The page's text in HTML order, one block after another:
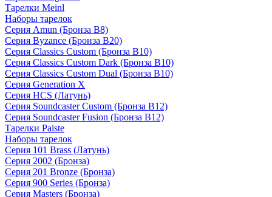
Тарелки Meinl
Наборы тарелок
Серия Amun (Бронза B8)
Серия Byzance (Бронза B20)
Серия Classics Custom (Бронза B10)
Серия Classics Custom Dark (Бронза B10)
Серия Classics Custom Dual (Бронза B10)
Серия Generation X
Серия HCS (Латунь)
Серия Soundcaster Custom (Бронза B12)
Серия Soundcaster Fusion (Бронза B12)
Тарелки Paiste
Наборы тарелок
Серия 101 Brass (Латунь)
Серия 2002 (Бронза)
Серия 201 Bronze (Бронза)
Серия 900 Series (Бронза)
Серия Masters (Бронза)